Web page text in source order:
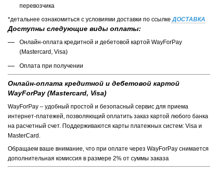
перевозчика
*детальнее ознакомиться с условиями доставки по ссылке ДОСТАВКА
Доступны следующие виды оплаты:
Онлайн-оплата кредитной и дебетовой картой WayForPay
(Mastercard, Visa)
Оплата при получении
Онлайн-оплата кредитной и дебетовой картой
WayForPay (Mastercard, Visa)
WayForPay – удобный простой и безопасный сервис для приема
интернет-платежей, позволяющий оплатить заказ картой любого банка
на расчетный счет. Поддерживаются карты платежных систем: Visa и
MasterCard.
Обращаем ваше внимание, что при оплате через WayForPay снимается
дополнительная комиссия в размере 2% от суммы заказа